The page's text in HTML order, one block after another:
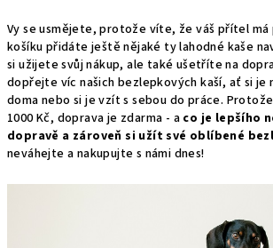
Vy se usmějete, protože víte, že váš přítel má
košíku přidáte ještě nějaké ty lahodné kaše
si užijete svůj nákup, ale také ušetříte na
dopřejte víc našich bezlepkových kaší, ať si je
doma nebo si je vzít s sebou do práce.
1000 Kč, doprava je zdarma - a co je lepšího
dopravě a zároveň si užít své oblíbené
neváhejte a nakupujte s námi dnes!